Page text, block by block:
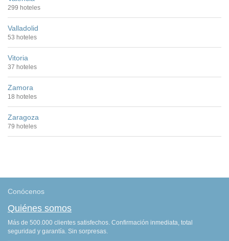
299 hoteles
Valladolid
53 hoteles
Vitoria
37 hoteles
Zamora
18 hoteles
Zaragoza
79 hoteles
Conócenos
Quiénes somos
Más de 500.000 clientes satisfechos. Confirmación inmediata, total
seguridad y garantía. Sin sorpresas.